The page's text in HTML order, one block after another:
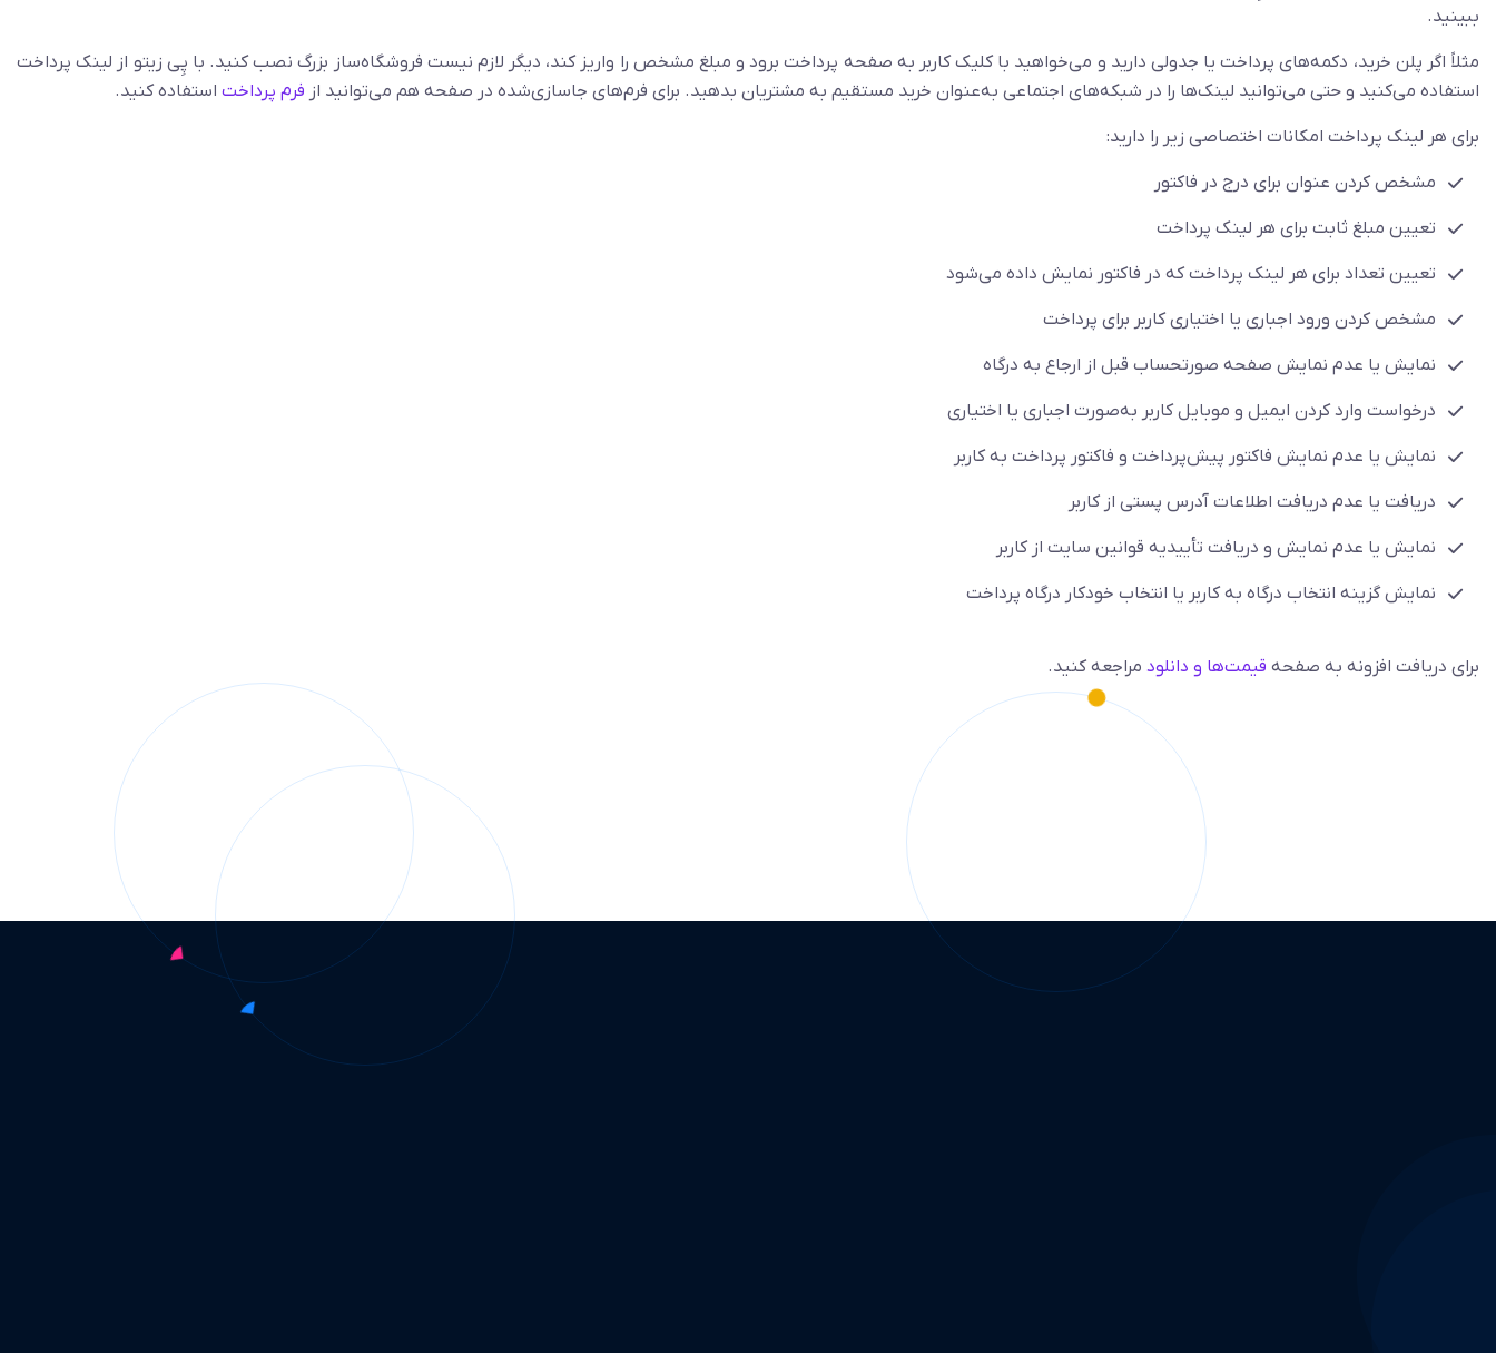
ببینید.
مثلاً اگر پلن خرید، دکمه‌های پرداخت یا جدولی دارید و می‌خواهید با کلیک کاربر به صفحه پرداخت برود و مبلغ مشخص را واریز کند، دیگر لازم نیست فروشگاه‌ساز بزرگ نصب کنید. با پِی زیتو از لینک پرداخت
استفاده می‌کنید و حتی می‌توانید لینک‌ها را در شبکه‌های اجتماعی به‌عنوان خرید مستقیم به مشتریان بدهید. برای فرم‌های جاسازی‌شده در صفحه هم می‌توانید از فرم پرداخت استفاده کنید.
برای هر لینک پرداخت امکانات اختصاصی زیر را دارید:
مشخص کردن عنوان برای درج در فاکتور
تعیین مبلغ ثابت برای هر لینک پرداخت
تعیین تعداد برای هر لینک پرداخت که در فاکتور نمایش داده می‌شود
مشخص کردن ورود اجباری یا اختیاری کاربر برای پرداخت
نمایش یا عدم نمایش صفحه صورتحساب قبل از ارجاع به درگاه
درخواست وارد کردن ایمیل و موبایل کاربر به‌صورت اجباری یا اختیاری
نمایش یا عدم نمایش فاکتور پیش‌پرداخت و فاکتور پرداخت به کاربر
دریافت یا عدم دریافت اطلاعات آدرس پستی از کاربر
نمایش یا عدم نمایش و دریافت تأییدیه قوانین سایت از کاربر
نمایش گزینه انتخاب درگاه به کاربر یا انتخاب خودکار درگاه پرداخت
برای دریافت افزونه به صفحه قیمت‌ها و دانلود مراجعه کنید.